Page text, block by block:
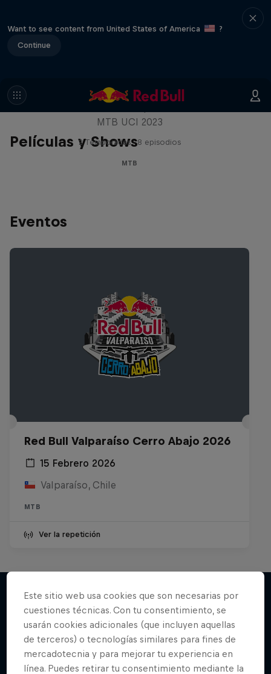
Want to see content from United States of America
?
Continue
Películas y Shows
Beyond the Line
MTB UCI 2023
2 Temporadas · 8 episodios
MTB
Eventos
Red Bull Valparaíso Cerro Abajo 2026
15 Febrero 2026
Valparaíso, Chile
MTB
Ver la repetición
Más contenidos similares
Este sitio web usa cookies que son necesarias por
cuestiones técnicas. Con tu consentimiento, se
usarán cookies adicionales (que incluyen aquellas
de terceros) o tecnologías similares para fines de
mercadotecnia y para mejorar tu experiencia en
línea. Puedes retirar tu consentimiento mediante la